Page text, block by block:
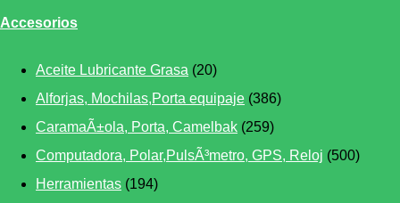
Accesorios
Aceite Lubricante Grasa (20)
Alforjas, Mochilas,Porta equipaje (386)
CaramaÃ±ola, Porta, Camelbak (259)
Computadora, Polar,PulsÃ³metro, GPS, Reloj (500)
Herramientas (194)